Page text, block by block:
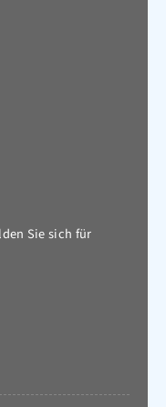
Sie sich für